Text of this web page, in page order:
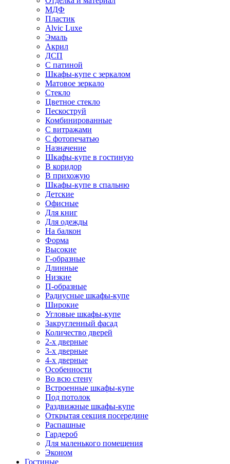
МДФ
Пластик
Alvic Luxe
Эмаль
Акрил
ДСП
С патиной
Шкафы-купе с зеркалом
Матовое зеркало
Стекло
Цветное стекло
Пескоструй
Комбинированные
С витражами
С фотопечатью
Назначение
Шкафы-купе в гостиную
В коридор
В прихожую
Шкафы-купе в спальню
Детские
Офисные
Для книг
Для одежды
На балкон
Форма
Высокие
Г-образные
Длинные
Низкие
П-образные
Радиусные шкафы-купе
Широкие
Угловые шкафы-купе
Закругленный фасад
Количество дверей
2-х дверные
3-х дверные
4-х дверные
Особенности
Во всю стену
Встроенные шкафы-купе
Под потолок
Раздвижные шкафы-купе
Открытая секция посередине
Распашные
Гардероб
Для маленького помещения
Эконом
Гостиные